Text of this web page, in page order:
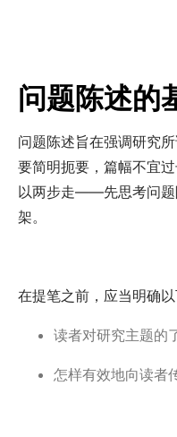
问题陈述的
问题陈述旨在强调研究
要简明扼要，篇幅不宜
以两步走——先思考问题
架。
在提笔之前，应当明确
读者对研究主题的
怎样有效地向读者